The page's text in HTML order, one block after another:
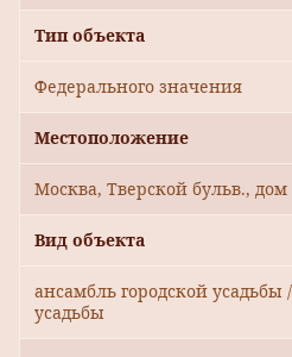
Тип объекта
Федерального значения
Местоположение
Москва, Тверской бульв., дом
Вид объекта
ансамбль городской усадьбы
усадьбы